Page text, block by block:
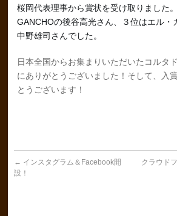
桜岡代表理事から賞状を受け取りました
GANCHOの後谷高光さん、３位はエル・
中野雄司さんでした。
日本全国からお集まりいただいたコルタ
にありがとうございました！そして、入
とうございます！
← インスタグラム＆Facebook開
設！
クラウド